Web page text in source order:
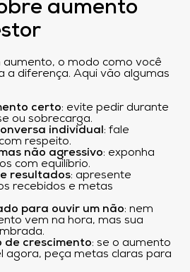
aumento
aumento, o modo como você
a diferença. Aqui vão algumas
certo: evite pedir durante
ou sobrecarga.
individual : fale
respeito.
não agressivo: exponha
com equilíbrio.
resultados: apresente
recebidos e metas
para ouvir um não: nem
vem na hora, mas sua
de crescimento: se o aumento
agora, peça metas claras para